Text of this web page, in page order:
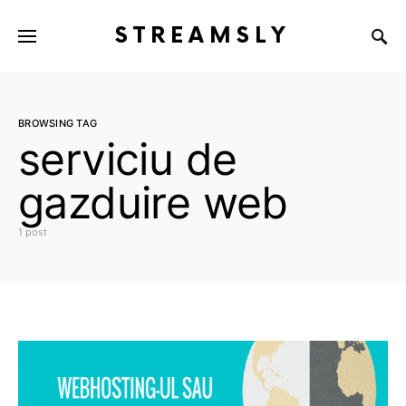
STREAMSLY
BROWSING TAG
serviciu de
gazduire web
1 post